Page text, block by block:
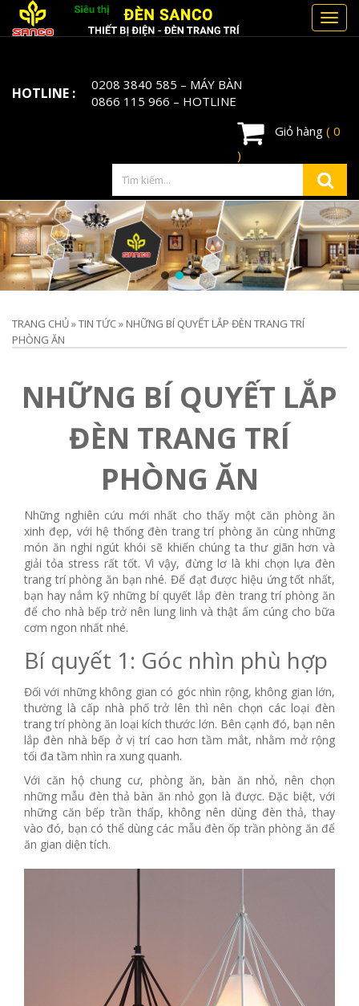
HOTLINE : 0208 3840 585 – MÁY BÀN
0866 115 966 – HOTLINE
Giỏ hàng ( 0
)
TRANG CHỦ»TIN TỨC» NHỮNG BÍ QUYẾT LẮP ĐÈN TRANG TRÍ
PHÒNG ĂN
NHỮNG BÍ QUYẾT LẮP
ĐÈN TRANG TRÍ
PHÒNG ĂN
Những nghiên cứu mới nhất cho thấy một căn phòng ăn
xinh đẹp, với hệ thống đèn trang trí phòng ăn cùng những
món ăn nghi ngút khói sẽ khiến chúng ta thư giãn hơn và
giải tỏa stress rất tốt. Vì vậy, đừng lơ là khi chọn lựa đèn
trang trí phòng ăn bạn nhé. Để đạt được hiệu ứng tốt nhất,
bạn hay nắm kỹ những bí quyết lắp đèn trang trí phòng ăn
để cho nhà bếp trở nên lung linh và thật ấm cúng cho bữa
cơm ngon nhất nhé.
Bí quyết 1: Góc nhìn phù hợp
Đối với những không gian có góc nhìn rộng, không gian lớn,
thường là cấp nhà phố trở lên thì nên chọn các loại đèn
trang trí phòng ăn loại kích thước lớn. Bên cạnh đó, bạn nên
lắp đèn nhà bếp ở vị trí cao hơn tầm mắt, nhằm mở rộng
tối đa tầm nhìn ra xung quanh.
Với căn hộ chung cư, phòng ăn, bàn ăn nhỏ, nên chọn
những mẫu đèn thả bàn ăn nhỏ gọn là được. Đặc biệt, với
những căn bếp trần thấp, không nên dùng đèn thả, thay
vào đó, bạn có thể dùng các mẫu đèn ốp trần phòng ăn để
ăn gian diện tích.